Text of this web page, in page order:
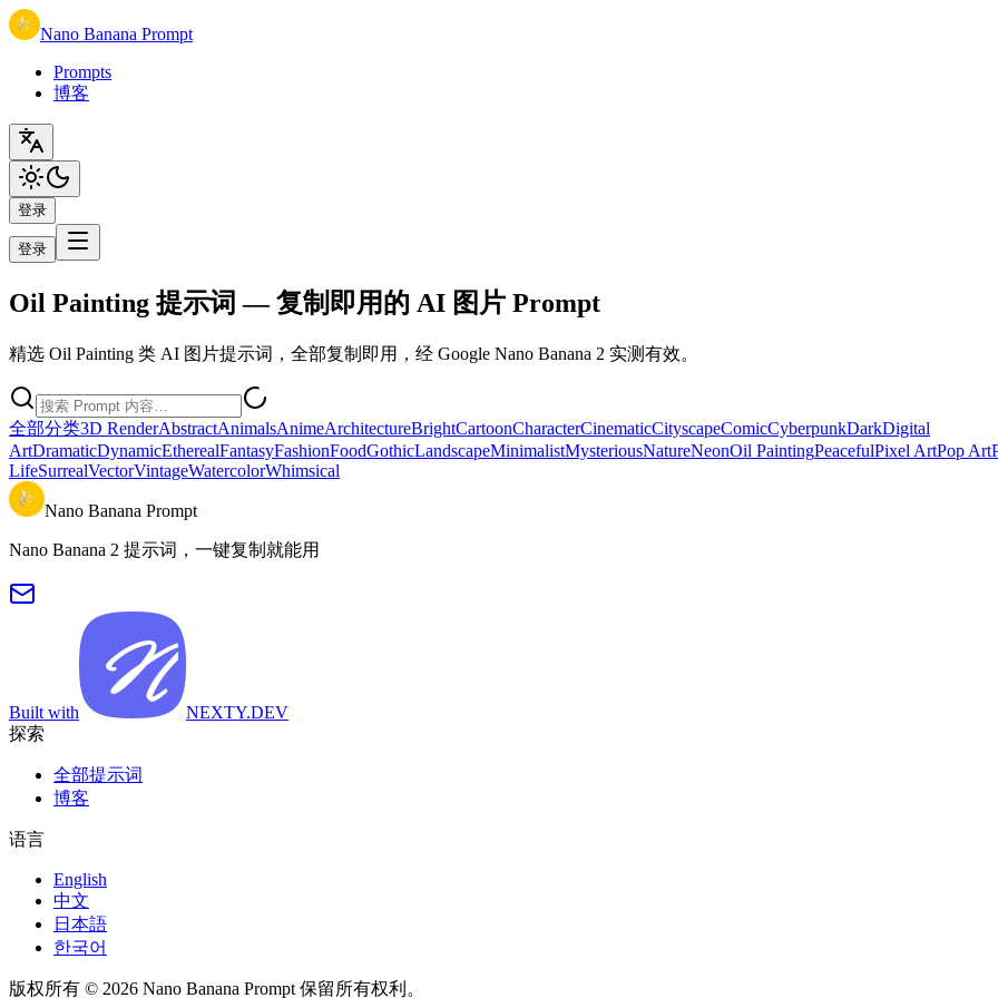
Nano Banana Prompt
Prompts
博客
登录
登录
Oil Painting 提示词 — 复制即用的 AI 图片 Prompt
精选 Oil Painting 类 AI 图片提示词，全部复制即用，经 Google Nano Banana 2 实测有效。
全部分类3D RenderAbstractAnimalsAnimeArchitectureBrightCartoonCharacterCinematicCityscapeComicCyberpunkDarkDigital
ArtDramaticDynamicEtherealFantasyFashionFoodGothicLandscapeMinimalistMysteriousNatureNeonOil PaintingPeacefulPixel ArtPop Art
LifeSurrealVectorVintageWatercolorWhimsical
Nano Banana Prompt
Nano Banana 2 提示词，一键复制就能用
Built with
NEXTY.DEV
探索
全部提示词
博客
语言
English
中文
日本語
한국어
版权所有 © 2026 Nano Banana Prompt 保留所有权利。